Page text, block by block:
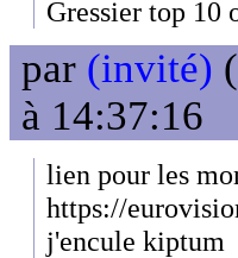
Gressier top 10
par (invité)
à 14:37:16
lien pour les
https://
j'encule kiptum